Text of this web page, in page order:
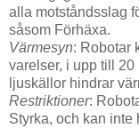
alla motståndsslag
såsom Förhäxa.
Värmesyn: Robotar
varelser, i upp till 20
ljuskällor hindrar
Restriktioner:
Styrka, och kan inte